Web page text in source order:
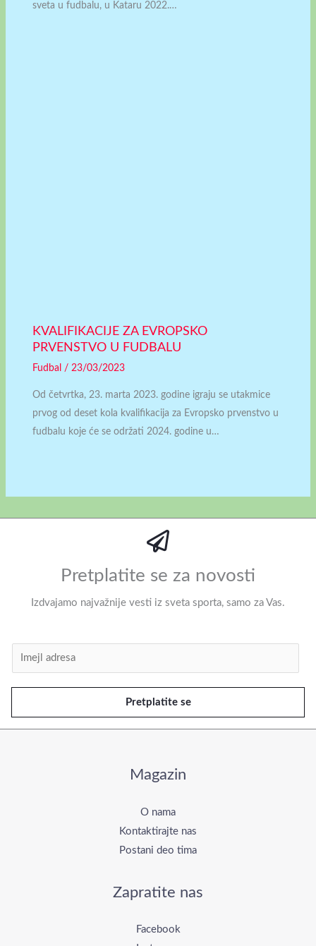
sveta u fudbalu, u Kataru 2022.…
KVALIFIKACIJE ZA EVROPSKO
PRVENSTVO U FUDBALU
Fudbal / 23/03/2023
Od četvrtka, 23. marta 2023. godine igraju se utakmice
prvog od deset kola kvalifikacija za Evropsko prvenstvo u
fudbalu koje će se održati 2024. godine u…
Pretplatite se za novosti
Izdvajamo najvažnije vesti iz sveta sporta, samo za Vas.
m
e
l
Pretplatite se
Magazin
O nama
Kontaktirajte nas
Postani deo tima
Zapratite nas
Facebook